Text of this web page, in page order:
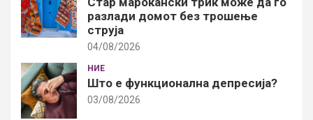
разлади домот без трошење
струја
04/08/2026
НИЕ
Што е функционална депресија?
03/08/2026